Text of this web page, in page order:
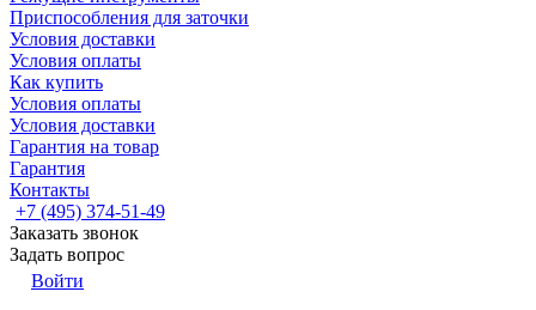
Приспособления для заточки
Условия доставки
Условия оплаты
Как купить
Условия оплаты
Условия доставки
Гарантия на товар
Гарантия
Контакты
+7 (495) 374-51-49
Заказать звонок
Задать вопрос
Войти